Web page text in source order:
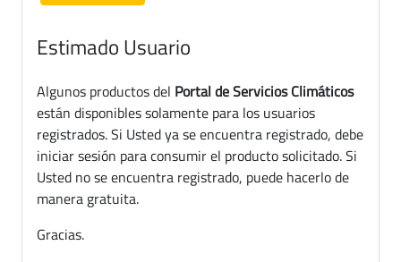
Estimado Usuario
Algunos productos del Portal de Servicios Climáticos
están disponibles solamente para los usuarios
registrados. Si Usted ya se encuentra registrado, debe
iniciar sesión para consumir el producto solicitado. Si
Usted no se encuentra registrado, puede hacerlo de
manera gratuita.
Gracias.